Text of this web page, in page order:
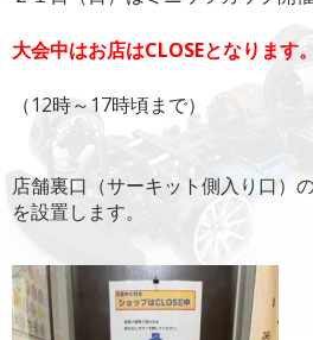
大会中はお店はCLOSEとなります。
（12時～17時頃まで）
店舗裏口（サーキット側入り口）
を設置します。